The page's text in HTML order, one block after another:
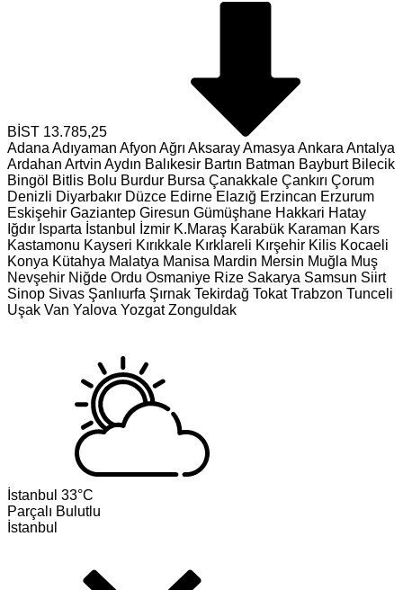
BİST 13.785,25
Adana Adıyaman Afyon Ağrı AksarayAmasya Ankara Antalya
Ardahan Artvin Aydın Balıkesir Bartın Batman Bayburt Bilecik
Bingöl Bitlis Bolu Burdur Bursa Çanakkale Çankırı Çorum
Denizli Diyarbakır Düzce Edirne Elazığ Erzincan Erzurum
Eskişehir Gaziantep Giresun Gümüşhane Hakkari Hatay
Iğdır Isparta İstanbul İzmir K.Maraş Karabük Karaman Kars
Kastamonu Kayseri Kırıkkale Kırklareli Kırşehir Kilis Kocaeli
Konya Kütahya Malatya Manisa Mardin Mersin Muğla Muş
Nevşehir Niğde Ordu Osmaniye Rize Sakarya Samsun Siirt
Sinop Sivas Şanlıurfa Şırnak Tekirdağ Tokat Trabzon Tunceli
Uşak Van Yalova Yozgat Zonguldak
İstanbul 33°C
Parçalı Bulutlu
İstanbul